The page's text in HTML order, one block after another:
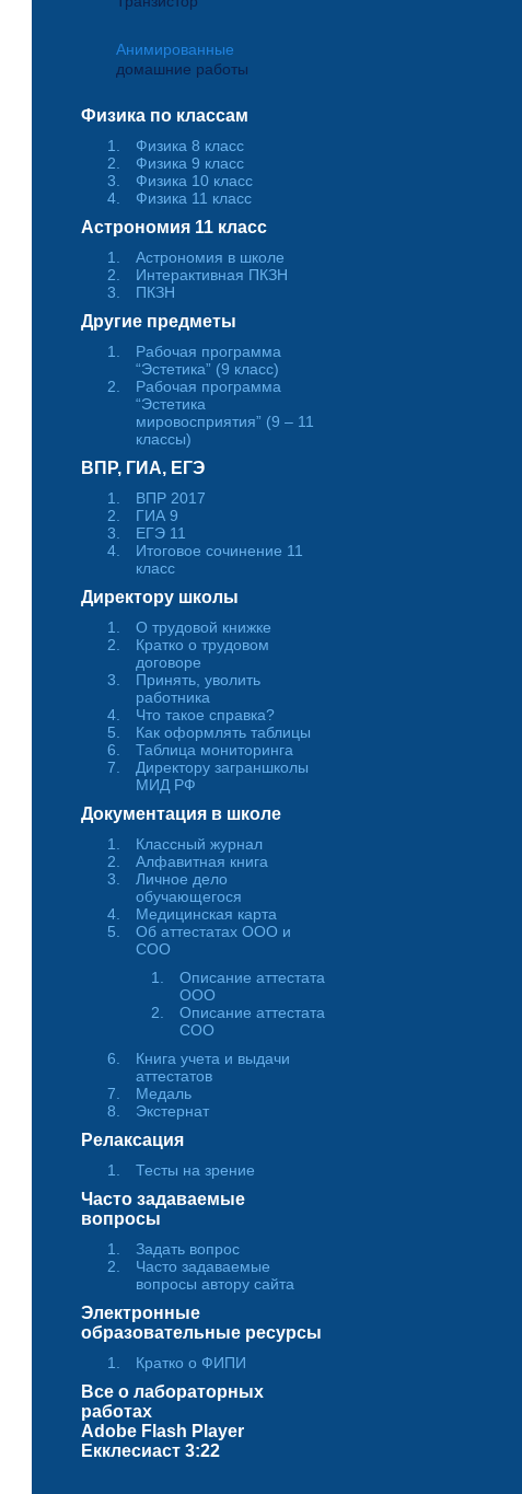
Физика по классам
Физика 8 класс
Физика 9 класс
Физика 10 класс
Физика 11 класс
Астрономия 11 класс
Астрономия в школе
Интерактивная ПКЗН
ПКЗН
Другие предметы
Рабочая программа
“Эстетика” (9 класс)
Рабочая программа
“Эстетика
мировосприятия” (9 – 11
классы)
ВПР, ГИА, ЕГЭ
ВПР 2017
ГИА 9
ЕГЭ 11
Итоговое сочинение 11
класс
Директору школы
О трудовой книжке
Кратко о трудовом
договоре
Принять, уволить
работника
Что такое справка?
Как оформлять таблицы
Таблица мониторинга
Директору заграншколы
МИД РФ
Документация в школе
Классный журнал
Алфавитная книга
Личное дело
обучающегося
Медицинская карта
Об аттестатах ООО и
СОО
Описание аттестата
ООО
Описание аттестата
СОО
Книга учета и выдачи
аттестатов
Медаль
Экстернат
Релаксация
Тесты на зрение
Часто задаваемые
вопросы
Задать вопрос
Часто задаваемые
вопросы автору сайта
Электронные
образовательные ресурсы
Кратко о ФИПИ
Все о лабораторных
работах
Adobe Flash Player
Екклесиаст 3:22
Анимированные
домашние работы